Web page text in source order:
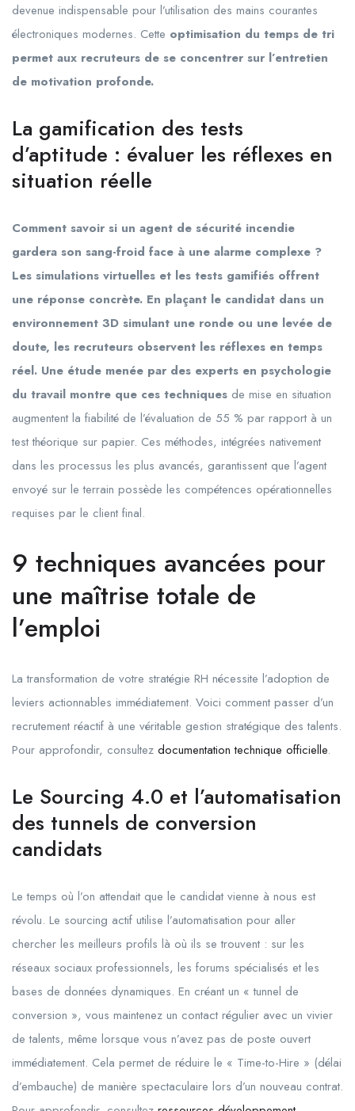
devenue indispensable pour l’utilisation des mains courantes
électroniques modernes. Cette optimisation du temps de tri
permet aux recruteurs de se concentrer sur l’entretien
de motivation profonde.
La gamification des tests
d’aptitude : évaluer les réflexes en
situation réelle
Comment savoir si un agent de sécurité incendie
gardera son sang-froid face à une alarme complexe ?
Les simulations virtuelles et les tests gamifiés offrent
une réponse concrète. En plaçant le candidat dans un
environnement 3D simulant une ronde ou une levée de
doute, les recruteurs observent les réflexes en temps
réel. Une étude menée par des experts en psychologie
du travail montre que ces techniques de mise en situation
augmentent la fiabilité de l’évaluation de 55 % par rapport à un
test théorique sur papier. Ces méthodes, intégrées nativement
dans les processus les plus avancés, garantissent que l’agent
envoyé sur le terrain possède les compétences opérationnelles
requises par le client final.
9 techniques avancées pour
une maîtrise totale de
l’emploi
La transformation de votre stratégie RH nécessite l’adoption de
leviers actionnables immédiatement. Voici comment passer d’un
recrutement réactif à une véritable gestion stratégique des talents.
Pour approfondir, consultez documentation technique officielle.
Le Sourcing 4.0 et l’automatisation
des tunnels de conversion
candidats
Le temps où l’on attendait que le candidat vienne à nous est
révolu. Le sourcing actif utilise l’automatisation pour aller
chercher les meilleurs profils là où ils se trouvent : sur les
réseaux sociaux professionnels, les forums spécialisés et les
bases de données dynamiques. En créant un « tunnel de
conversion », vous maintenez un contact régulier avec un vivier
de talents, même lorsque vous n’avez pas de poste ouvert
immédiatement. Cela permet de réduire le « Time-to-Hire » (délai
d’embauche) de manière spectaculaire lors d’un nouveau contrat.